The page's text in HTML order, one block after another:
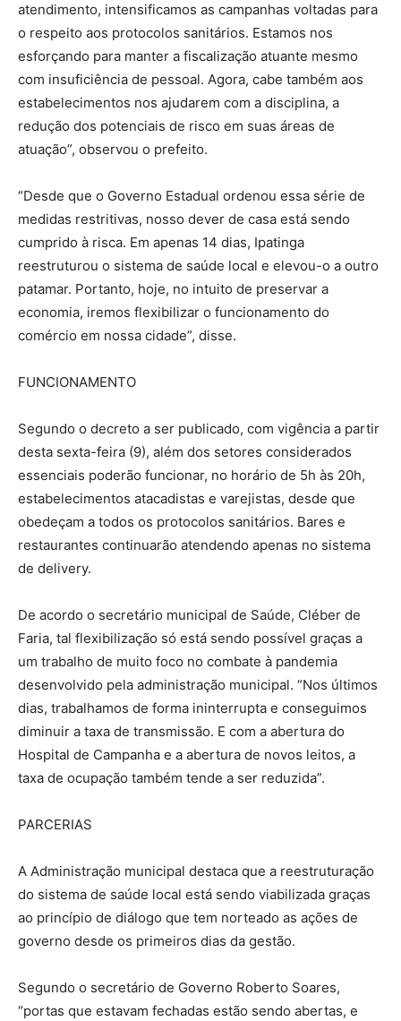
atendimento, intensificamos as campanhas voltadas para
o respeito aos protocolos sanitários. Estamos nos
esforçando para manter a fiscalização atuante mesmo
com insuficiência de pessoal. Agora, cabe também aos
estabelecimentos nos ajudarem com a disciplina, a
redução dos potenciais de risco em suas áreas de
atuação”, observou o prefeito.
“Desde que o Governo Estadual ordenou essa série de
medidas restritivas, nosso dever de casa está sendo
cumprido à risca. Em apenas 14 dias, Ipatinga
reestruturou o sistema de saúde local e elevou-o a outro
patamar. Portanto, hoje, no intuito de preservar a
economia, iremos flexibilizar o funcionamento do
comércio em nossa cidade”, disse.
FUNCIONAMENTO
Segundo o decreto a ser publicado, com vigência a partir
desta sexta-feira (9), além dos setores considerados
essenciais poderão funcionar, no horário de 5h às 20h,
estabelecimentos atacadistas e varejistas, desde que
obedeçam a todos os protocolos sanitários. Bares e
restaurantes continuarão atendendo apenas no sistema
de delivery.
De acordo o secretário municipal de Saúde, Cléber de
Faria, tal flexibilização só está sendo possível graças a
um trabalho de muito foco no combate à pandemia
desenvolvido pela administração municipal. “Nos últimos
dias, trabalhamos de forma ininterrupta e conseguimos
diminuir a taxa de transmissão. E com a abertura do
Hospital de Campanha e a abertura de novos leitos, a
taxa de ocupação também tende a ser reduzida”.
PARCERIAS
A Administração municipal destaca que a reestruturação
do sistema de saúde local está sendo viabilizada graças
ao princípio de diálogo que tem norteado as ações de
governo desde os primeiros dias da gestão.
Segundo o secretário de Governo Roberto Soares,
“portas que estavam fechadas estão sendo abertas, e